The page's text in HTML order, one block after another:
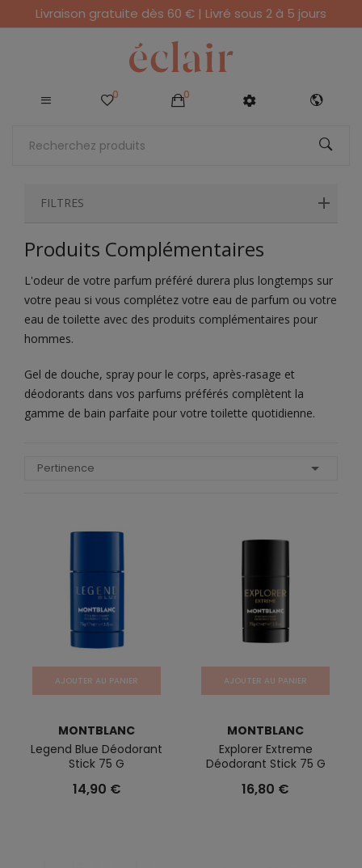
Livraison gratuite dès 60 € | Livré sous 2 à 5 jours
0 0
FILTRES
Produits Complémentaires
L'odeur de votre parfum préféré durera plus longtemps sur
votre peau si vous complétez votre eau de parfum ou votre
eau de toilette avec des produits complémentaires pour
hommes.
Gel de douche, spray pour le corps, après-rasage et
déodorants dans vos parfums préférés complètent la
gamme de bain parfaite pour votre toilette quotidienne.
Pertinence 
AJOUTER AU PANIER
MONTBLANC
Legend Blue Déodorant
Stick 75 G
14,90 €
AJOUTER AU PANIER
MONTBLANC
Explorer Extreme
Déodorant Stick 75 G
16,80 €